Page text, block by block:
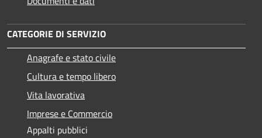
CATEGORIE DI SERVIZIO
Anagrafe e stato civile
Cultura e tempo libero
Vita lavorativa
Imprese e Commercio
Appalti pubblici